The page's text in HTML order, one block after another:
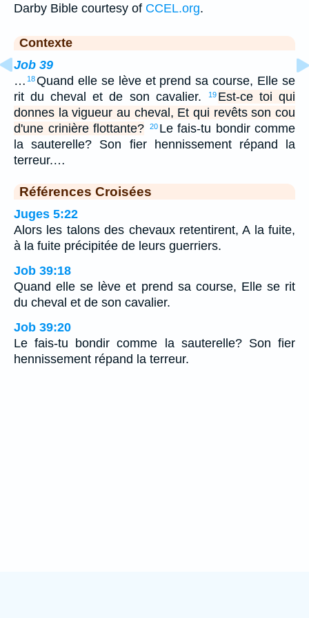
Darby Bible courtesy of CCEL.org.
Contexte
Job 39
… 18Quand elle se lève et prend sa course, Elle se
rit du cheval et de son cavalier.
19 Est-ce toi qui
donnes la vigueur au cheval, Et qui revêts son cou
d'une crinière flottante?
20 Le fais-tu bondir comme
la sauterelle? Son fier hennissement répand la
terreur.…
Références Croisées
Juges 5:22
Alors les talons des chevaux retentirent, A la fuite,
à la fuite précipitée de leurs guerriers.
Job 39:18
Quand elle se lève et prend sa course, Elle se rit
du cheval et de son cavalier.
Job 39:20
Le fais-tu bondir comme la sauterelle? Son fier
hennissement répand la terreur.